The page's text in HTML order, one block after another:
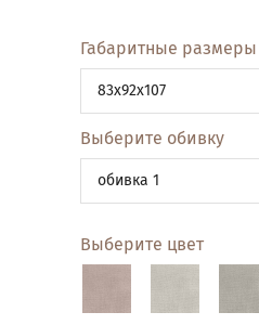
Габаритные размеры
83x92x107
Выберите обивку
обивка 1
Выберите цвет